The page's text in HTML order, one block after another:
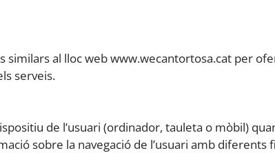
similars al lloc web www.wecantortosa.cat per
serveis.
de l’usuari (ordinador, tauleta o mòbil)
sobre la navegació de l’usuari amb